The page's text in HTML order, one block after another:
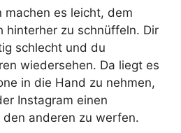
machen es leicht, dem
hinterher zu schnüffeln. Dir
schlecht und du
wiedersehen. Da liegt es
in die Hand zu nehmen,
Instagram einen
den anderen zu werfen.